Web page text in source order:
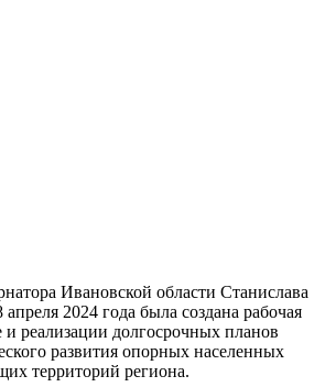
Ивановской области Станислава
апреля 2024 года была создана рабочая
и реализации долгосрочных планов
развития опорных населенных
территорий региона.